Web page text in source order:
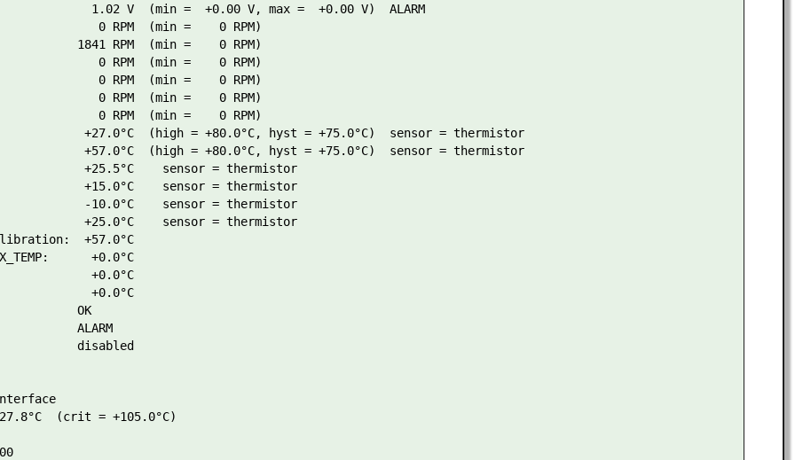
1.02 V  (min =  +0.00 V, max =  +0.00 V)  ALARM
0 RPM  (min =    0 RPM)
1841 RPM  (min =    0 RPM)
0 RPM  (min =    0 RPM)
0 RPM  (min =    0 RPM)
0 RPM  (min =    0 RPM)
0 RPM  (min =    0 RPM)
+27.0°C  (high = +80.0°C, hyst = +75.0°C)  sensor = thermistor
+57.0°C  (high = +80.0°C, hyst = +75.0°C)  sensor = thermistor
+25.5°C    sensor = thermistor
+15.0°C    sensor = thermistor
-10.0°C    sensor = thermistor
+25.0°C    sensor = thermistor
+57.0°C
+0.0°C
+0.0°C
+0.0°C
OK
ALARM
disabled
(crit = +105.0°C)